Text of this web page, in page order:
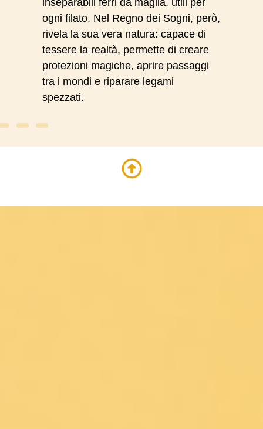
ogni filato. Nel Regno dei Sogni, però,
rivela la sua vera natura: capace di
tessere la realtà, permette di creare
protezioni magiche, aprire passaggi
tra i mondi e riparare legami
spezzati.